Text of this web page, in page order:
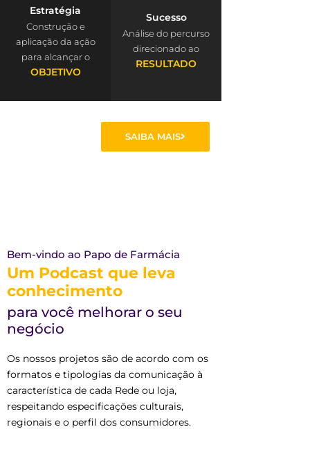
Estratégia
Construção e
aplicação da ação
para alcançar o
OBJETIVO
Sucesso
Análise do percurso
direcionado ao
RESULTADO
SAIBA MAIS
Bem-vindo ao Papo de Farmácia
Um Podcast que leva
conhecimento
para você melhorar o seu
negócio
Os nossos projetos são de acordo com os
formatos e tipologias da comunicação à
característica de cada Rede ou loja,
respeitando especificações culturais,
regionais e o perfil dos consumidores.